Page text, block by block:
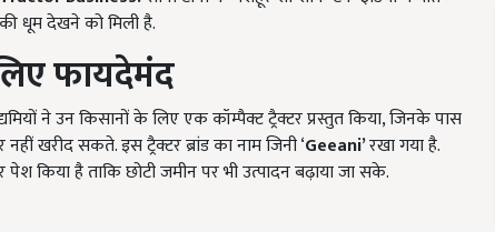
धूम देखने को मिली है.
फायदेमंद
ने उन किसानों के लिए एक कॉम्पैक्ट ट्रैक्टर प्रस्तुत किया, जिनके पास
खरीद सकते. इस ट्रैक्टर ब्रांड का नाम जिनी ‘Geeani’रखा गया है.
किया है ताकि छोटी जमीन पर भी उत्पादन बढ़ाया जा सके.